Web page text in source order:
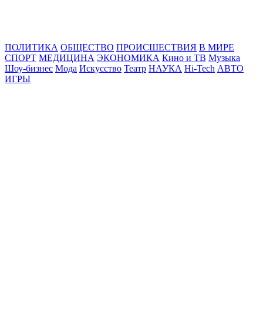
ПОЛИТИКА ОБЩЕСТВО ПРОИСШЕСТВИЯ В МИРЕ
СПОРТ МЕДИЦИНА ЭКОНОМИКА Кино и ТВ Музыка
Шоу-бизнес Мода Искусство Театр НАУКА Hi-Tech АВТО
ИГРЫ